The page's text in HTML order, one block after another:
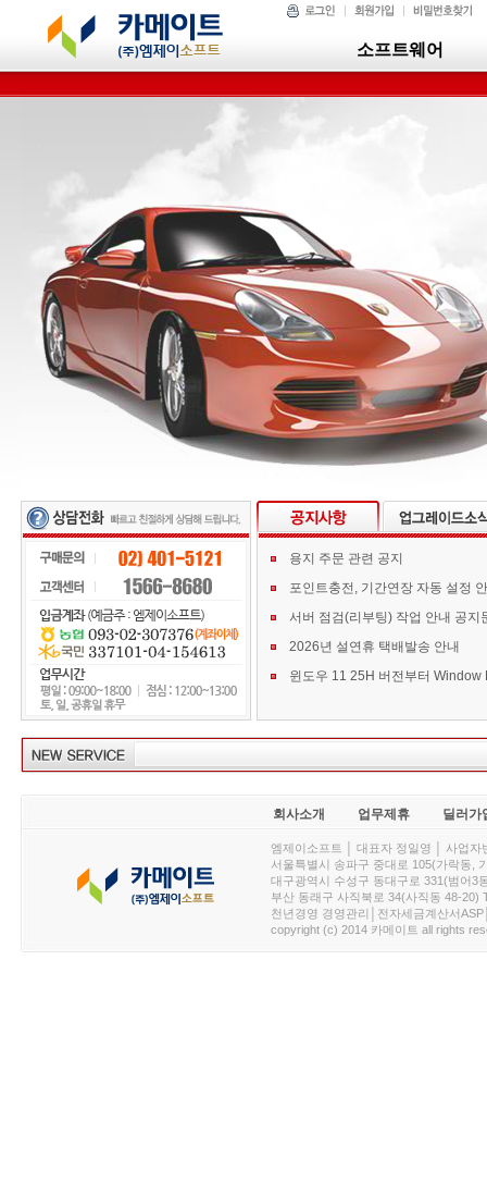
소프트웨어
용지 주문 관련 공지
포인트충전, 기간연장 자동 설정
서버 점검(리부팅) 작업 안내 공지
2026년 설연휴 택배발송 안내
회사소개 업무제휴 딜러가
엠제이소프트 │ 대표자 정일영 │ 사업
서울특별시 송파구 중대로 105(가락동,
대구광역시 수성구 동대구로 331(범어3
부산 동래구 사직북로 34(사직동 48-20)
천년경영 경영관리│전자세금계산서
copyright (c) 2014 카메이트 all rights